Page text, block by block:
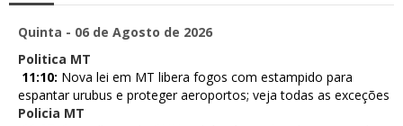
Quinta - 06 de Agosto de 2026
Politica MT
11:10: Nova lei em MT libera fogos com estampido para
espantar urubus e proteger aeroportos; veja todas as exceções
Policia MT